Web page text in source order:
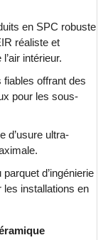
en SPC robuste
réaliste et
intérieur.
fiables offrant des
pour les sous-
d’usure ultra-
d’ingénierie
installations en